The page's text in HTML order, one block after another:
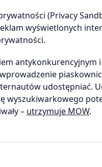
(Privacy
wyświetlonych
antykonkurencyjnym i
udostępniać.
wyszukiwarkowego
– utrzymuje MOW.